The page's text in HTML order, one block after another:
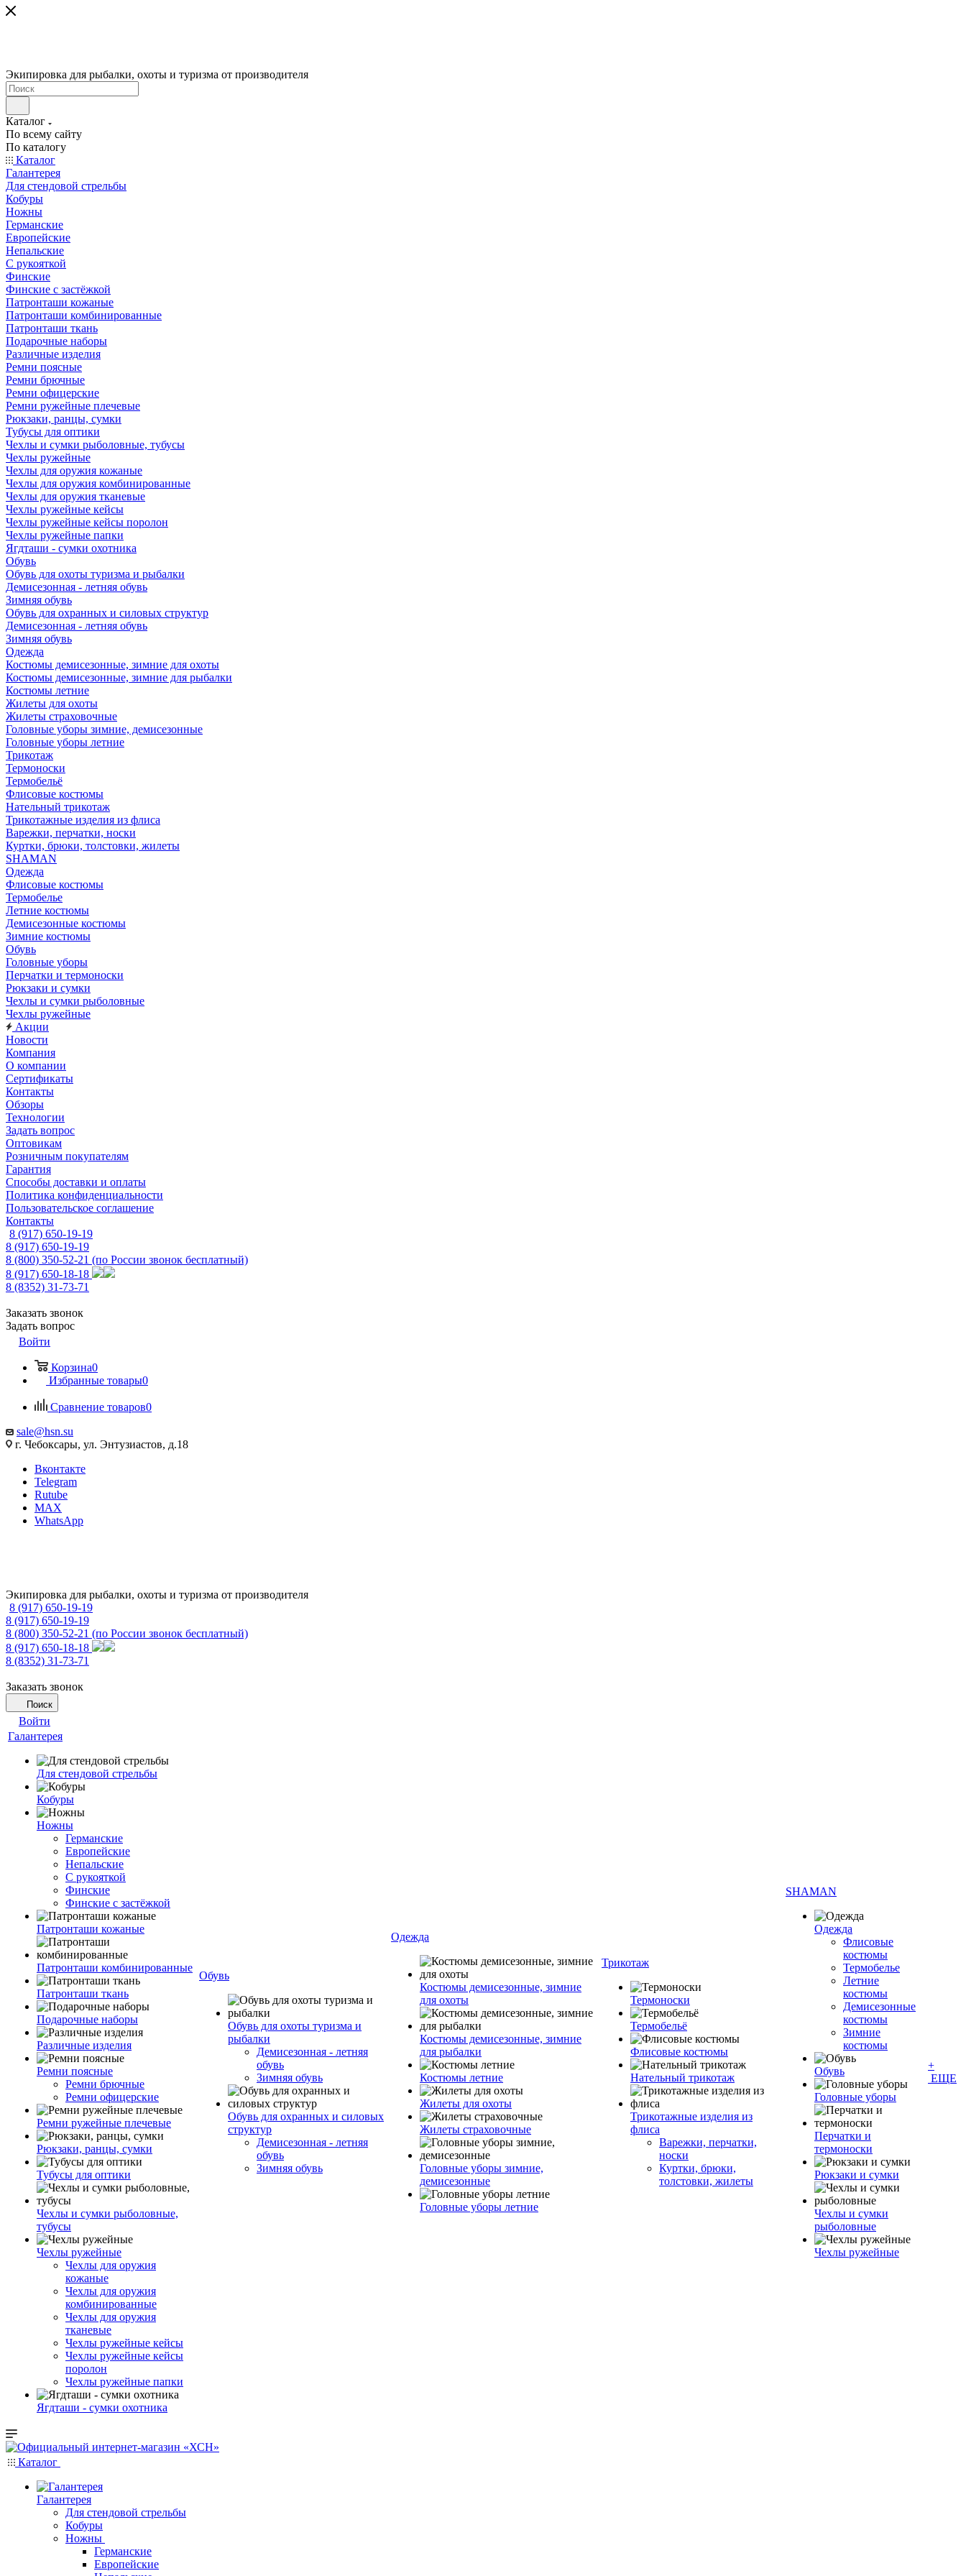
Экипировка для рыбалки, охоты и туризма от производителя
Каталог
По всему сайту
По каталогу
Каталог
Галантерея
Для стендовой стрельбы
Кобуры
Ножны
Германские
Европейские
Непальские
С рукояткой
Финские
Финские с застёжкой
Патронташи кожаные
Патронташи комбинированные
Патронташи ткань
Подарочные наборы
Различные изделия
Ремни поясные
Ремни брючные
Ремни офицерские
Ремни ружейные плечевые
Рюкзаки, ранцы, сумки
Тубусы для оптики
Чехлы и сумки рыболовные, тубусы
Чехлы ружейные
Чехлы для оружия кожаные
Чехлы для оружия комбинированные
Чехлы для оружия тканевые
Чехлы ружейные кейсы
Чехлы ружейные кейсы поролон
Чехлы ружейные папки
Ягдташи - сумки охотника
Обувь
Обувь для охоты туризма и рыбалки
Демисезонная - летняя обувь
Зимняя обувь
Обувь для охранных и силовых структур
Демисезонная - летняя обувь
Зимняя обувь
Одежда
Костюмы демисезонные, зимние для охоты
Костюмы демисезонные, зимние для рыбалки
Костюмы летние
Жилеты для охоты
Жилеты страховочные
Головные уборы зимние, демисезонные
Головные уборы летние
Трикотаж
Термоноски
Термобельё
Флисовые костюмы
Нательный трикотаж
Трикотажные изделия из флиса
Варежки, перчатки, носки
Куртки, брюки, толстовки, жилеты
SHAMAN
Одежда
Флисовые костюмы
Термобелье
Летние костюмы
Демисезонные костюмы
Зимние костюмы
Обувь
Головные уборы
Перчатки и термоноски
Рюкзаки и сумки
Чехлы и сумки рыболовные
Чехлы ружейные
Акции
Новости
Компания
О компании
Сертификаты
Контакты
Обзоры
Технологии
Задать вопрос
Оптовикам
Розничным покупателям
Гарантия
Способы доставки и оплаты
Политика конфиденциальности
Пользовательское соглашение
Контакты
8 (917) 650-19-19
8 (917) 650-19-19
8 (800) 350-52-21 (по России звонок бесплатный)
8 (917) 650-18-18
8 (8352) 31-73-71
Заказать звонок
Задать вопрос
Войти
Корзина0
Избранные товары0
Сравнение товаров0
sale@hsn.su
г. Чебоксары, ул. Энтузиастов, д.18
Вконтакте
Telegram
Rutube
MAX
WhatsApp
Экипировка для рыбалки, охоты и туризма от производителя
8 (917) 650-19-19
8 (917) 650-19-19
8 (800) 350-52-21 (по России звонок бесплатный)
8 (917) 650-18-18
8 (8352) 31-73-71
Заказать звонок
Поиск
Войти
Галантерея
Для стендовой стрельбы
Кобуры
Ножны
Германские
Европейские
Непальские
С рукояткой
Финские
Финские с застёжкой
Патронташи кожаные
Патронташи комбинированные
Патронташи ткань
Подарочные наборы
Различные изделия
Ремни поясные
Ремни брючные
Ремни офицерские
Ремни ружейные плечевые
Рюкзаки, ранцы, сумки
Тубусы для оптики
Чехлы и сумки рыболовные,
тубусы
Чехлы ружейные
Чехлы для оружия
кожаные
Чехлы для оружия
комбинированные
Чехлы для оружия
тканевые
Чехлы ружейные кейсы
Чехлы ружейные кейсы
поролон
Чехлы ружейные папки
Ягдташи - сумки охотника
Обувь
Обувь для охоты туризма и
рыбалки
Демисезонная - летняя
обувь
Зимняя обувь
Обувь для охранных и силовых
структур
Демисезонная - летняя
обувь
Зимняя обувь
Одежда
Костюмы демисезонные, зимние
для охоты
Костюмы демисезонные, зимние
для рыбалки
Костюмы летние
Жилеты для охоты
Жилеты страховочные
Головные уборы зимние,
демисезонные
Головные уборы летние
Трикотаж
Термоноски
Термобельё
Флисовые костюмы
Нательный трикотаж
Трикотажные изделия из
флиса
Варежки, перчатки,
носки
Куртки, брюки,
толстовки, жилеты
SHAMAN
Одежда
Флисовые
костюмы
Термобелье
Летние
костюмы
Демисезонные
костюмы
Зимние
костюмы
Обувь
Головные уборы
Перчатки и
термоноски
Рюкзаки и сумки
Чехлы и сумки
рыболовные
Чехлы ружейные
+
ЕЩЕ
Каталог
Галантерея
Для стендовой стрельбы
Кобуры
Ножны
Германские
Европейские